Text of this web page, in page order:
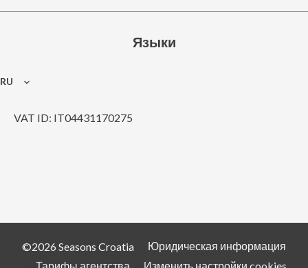
Языки
RU
VAT ID: IT04431170275
©2026 Seasons Croatia
Юридическая информация